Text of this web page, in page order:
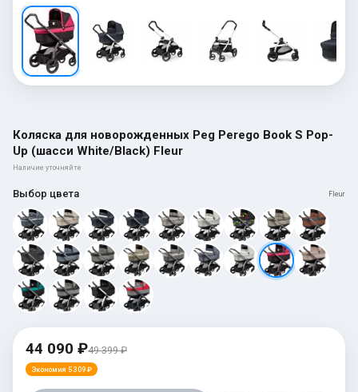
Коляска для новорожденных Peg Perego Book S Pop-
Up (шасси White/Black) Fleur
Наличие уточняйте
Выбор цвета Fleur
44 090 ₽49 399 ₽
Экономия 5 309 ₽